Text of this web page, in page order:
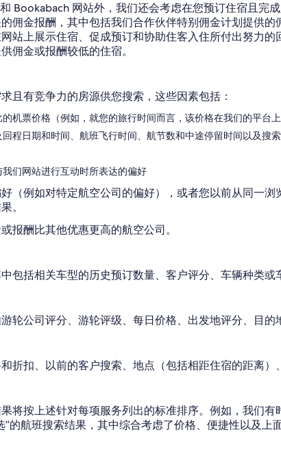
Bookabach 网站外，我们还会考虑在您预订住宿且完
佣金报酬，其中包括我们合作伙伴特别佣金计划提供
站上展示住宿、促成预订和协助住客入住所付出努力
佣金或报酬较低的住宿。
且有竞争力的房源供您搜索，这些因素包括：
机票价格（例如，就您的旅行时间而言，该价格在我们的平台上
程日期和时间、航班飞行时间、航节数和中途停留时间以及搜
们网站进行互动时所表达的偏好
（例如对特定航空公司的偏好），或者您以前从同一
。
报酬比其他优惠更高的航空公司。
包括相关车型的历史预订数量、客户评分、车辆种类或
轮公司评分、游轮评级、每日价格、出发地评分、目的
折扣、以前的客户搜索、地点（包括相距住宿的距离）
将按上述针对每项服务列出的标准排序。例如，我们
的航班搜索结果，其中综合考虑了价格、便捷性以及上